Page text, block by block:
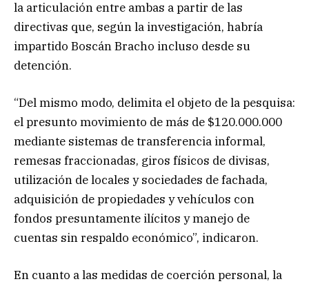
la articulación entre ambas a partir de las
directivas que, según la investigación, habría
impartido Boscán Bracho incluso desde su
detención.
“Del mismo modo, delimita el objeto de la pesquisa:
el presunto movimiento de más de $120.000.000
mediante sistemas de transferencia informal,
remesas fraccionadas, giros físicos de divisas,
utilización de locales y sociedades de fachada,
adquisición de propiedades y vehículos con
fondos presuntamente ilícitos y manejo de
cuentas sin respaldo económico”, indicaron.
En cuanto a las medidas de coerción personal, la